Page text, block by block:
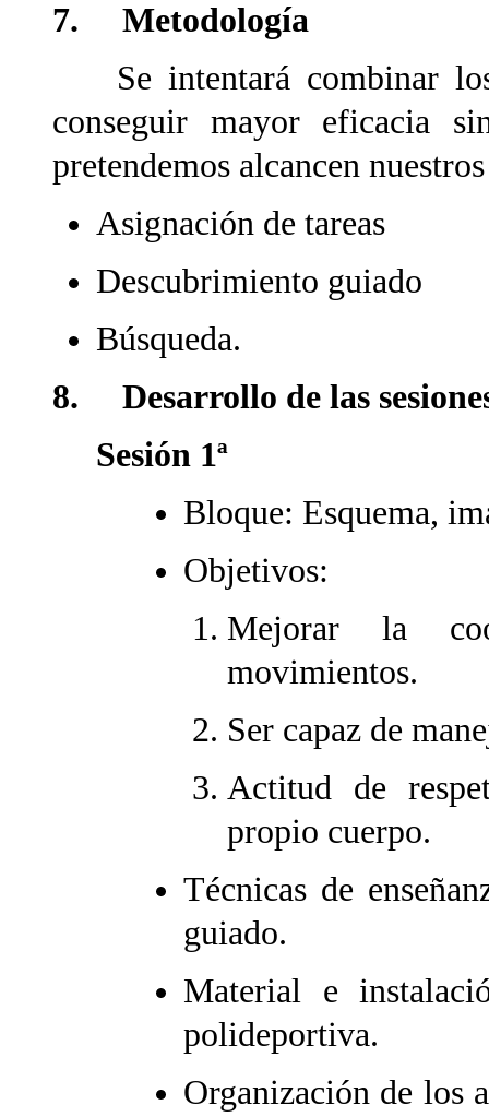
7. Metodología
Se intentará combinar los
conseguir mayor eficacia
pretendemos alcancen
Asignación de tareas
Descubrimiento guiado
Búsqueda.
8. Desarrollo de las
Sesión 1ª
Bloque: Esquema,
Objetivos:
Mejorar la
movimientos.
Ser capaz de
Actitud de
propio cuerpo.
Técnicas de
guiado.
Material e
polideportiva.
Organización de los